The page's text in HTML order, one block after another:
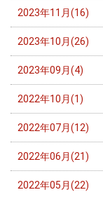
2023年11月(16)
2023年10月(26)
2023年09月(4)
2022年10月(1)
2022年07月(12)
2022年06月(21)
2022年05月(22)